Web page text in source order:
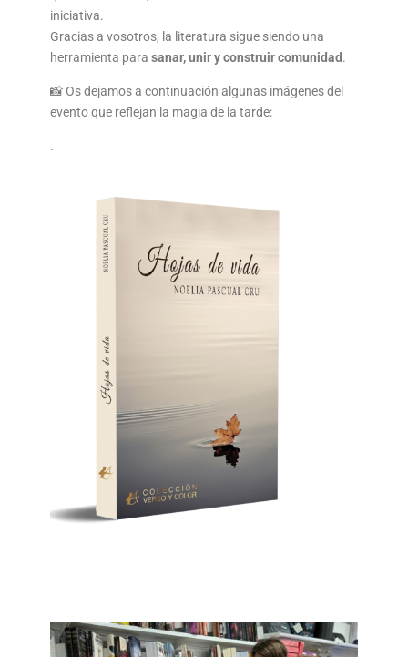
iniciativa.
Gracias a vosotros, la literatura sigue siendo una
herramienta para sanar, unir y construir comunidad .
📸 Os dejamos a continuación algunas imágenes del
evento que reflejan la magia de la tarde:
.